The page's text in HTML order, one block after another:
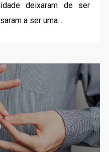
deixaram de ser
a ser uma...